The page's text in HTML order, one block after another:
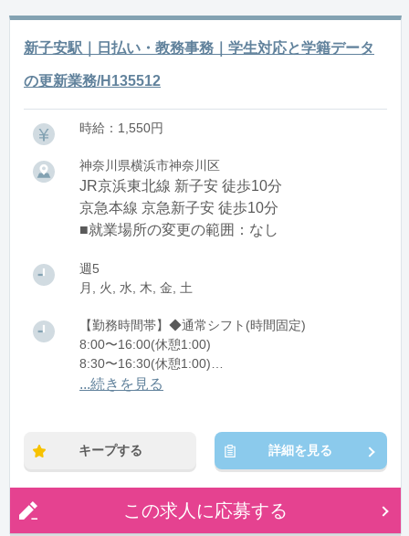
新子安駅｜日払い・教務事務｜学生対応と学籍データ
の更新業務/H135512
時給：1,550円
神奈川県横浜市神奈川区
JR京浜東北線 新子安 徒歩10分
京急本線 京急新子安 徒歩10分
■就業場所の変更の範囲：なし
週5
月, 火, 水, 木, 金, 土
【勤務時間帯】◆通常シフト(時間固定)
8:00〜16:00(休憩1:00)
8:30〜16:30(休憩1:00)
9:00〜17:00(休憩1:00)
※時短：要相談
...続きを見る
キープする 詳細を見る
この求人に応募する